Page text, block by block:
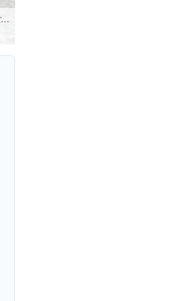
道の駅 常陸大宮～かわプラザ～ [常陸大宮市/道の駅]【いばナビ】